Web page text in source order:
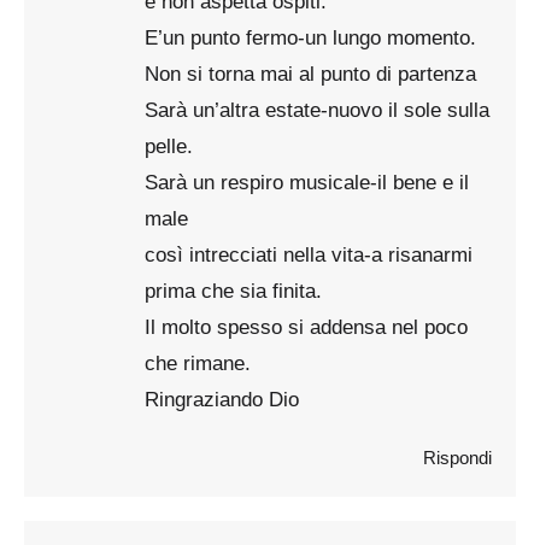
E’un punto fermo-un lungo momento.
Non si torna mai al punto di partenza
Sarà un’altra estate-nuovo il sole sulla
pelle.
Sarà un respiro musicale-il bene e il
male
così intrecciati nella vita-a risanarmi
prima che sia finita.
Il molto spesso si addensa nel poco
che rimane.
Ringraziando Dio
Rispondi